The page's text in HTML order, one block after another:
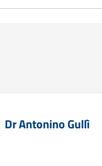
Dr Antonino Gullì